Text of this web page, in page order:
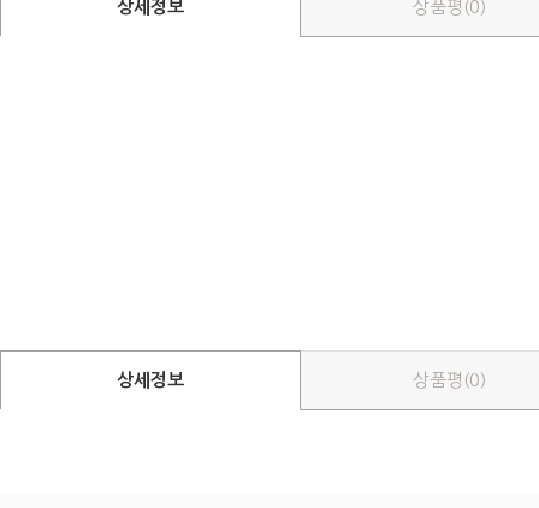
상세정보 상품평(0)
상세정보 상품평(0)